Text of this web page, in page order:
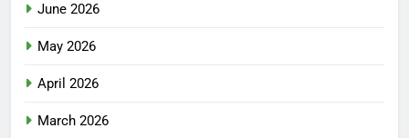
June 2026
May 2026
April 2026
March 2026